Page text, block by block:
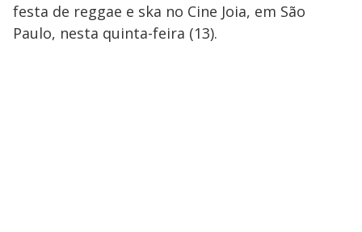
festa de reggae e ska no Cine Joia, em São
Paulo, nesta quinta-feira (13).